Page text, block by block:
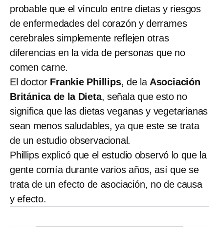
probable que el vínculo entre dietas y riesgos
de enfermedades del corazón y derrames
cerebrales simplemente reflejen otras
diferencias en la vida de personas que no
comen carne.
El doctor Frankie Phillips, de la Asociación
Británica de la Dieta, señala que esto no
significa que las dietas veganas y vegetarianas
sean menos saludables, ya que este se trata
de un estudio observacional.
Phillips explicó que el estudio observó lo que la
gente comía durante varios años, así que se
trata de un efecto de asociación, no de causa
y efecto.